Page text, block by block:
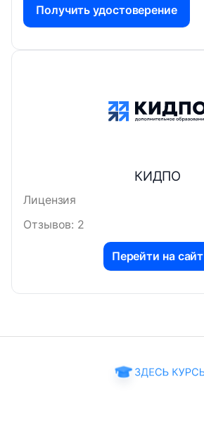
Получить удостоверение
КИДПО
Лицензия
Отзывов: 2
Перейти на сайт